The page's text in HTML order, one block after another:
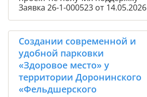
Заявка 26-1-000523 от 14.05.2026
Создании современной и
удобной парковки
«Здоровое место» у
территории Доронинского
«Фельдшерского